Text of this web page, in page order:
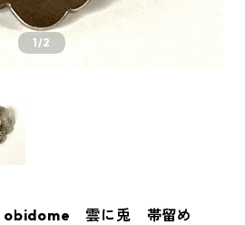
1/2
obidome 雲に兎 帯留め